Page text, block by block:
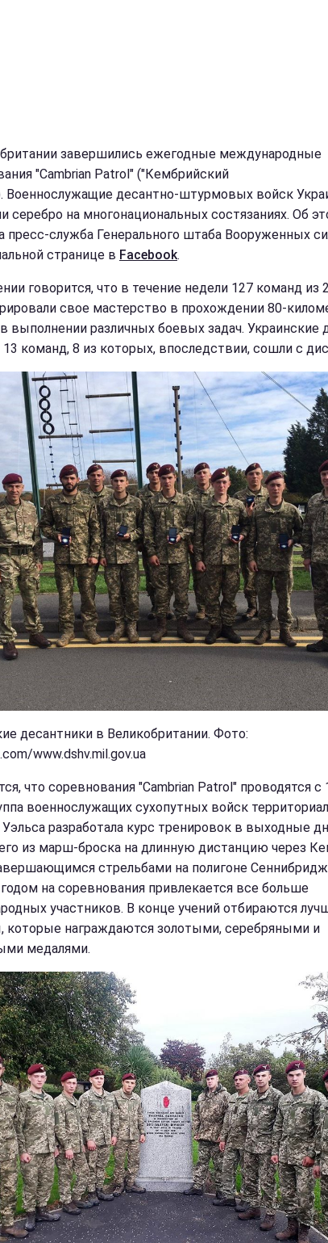
завершились ежегодные международные
"Cambrian Patrol" ("Кембрийский
Военнослужащие десантно-штурмовых войск
серебро на многонациональных состязаниях. Об
пресс-служба Генерального штаба Вооруженных
странице в Facebook.
говорится, что в течение недели 127 команд из
свое мастерство в прохождении 80-
выполнении различных боевых задач. Украинские
13 команд, 8 из которых, впоследствии, сошли с
десантники в Великобритании. Фото:
www.dshv.mil.gov.ua
что соревнования "Cambrian Patrol" проводятся с
военнослужащих сухопутных войск
разработала курс тренировок в выходные
из марш-броска на длинную дистанцию ​​через
стрельбами на полигоне
на соревнования привлекается все больше
участников. В конце учений отбираются
которые награждаются золотыми, серебряными и
медалями.